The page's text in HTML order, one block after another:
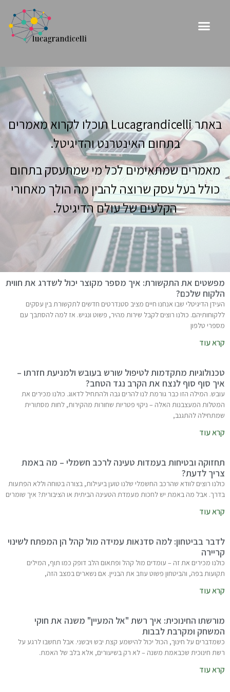
באתר Lucagrandicelli תוכלו לקרוא מאמרים
בתחום האינטרנט והדיגיטל.
מאמרים שמתאימים לכל מי שמתעסק בתחום
כולל בעל עסק שרוצה להבין מה הולך מאחורי
הקלעים של עולם הדיגיטל.
מפשטים את התקשורת: איך מספר מקוצר יכול לשדרג את חווית
הלקוח שלכם?
העידן הדיגיטלי שבו אנחנו חיים מציב סטנדרטים חדשים לתקשורת בין עסקים
ללקוחותיהם. כולנו רוצים לקבל שירות מהיר, פשוט ונגיש. אז למה להסתבך עם
מספרי טלפון
קרא עוד
טכנולוגיות מתקדמות לטיפול שורש בעובש ולמניעת חזרתו –
איך סוף סוף לנצח את הקרב נגד הטחב?
עובש. המילה הזו כבר גורמת לנו להרים גבה ולהתחיל לדאוג. כולנו מכירים את
המטלות המעצבנות האלה – ניקוי פטריות שחורות מהקירות, לחות מסתורית
שמתחילה להתגנב,
קרא עוד
תחזוקה ובטיחות בעמדות טעינה לרכב חשמלי – מה באמת
צריך לדעת?
כולנו רוצים לוודא שהרכב החשמלי שלנו טוען ביעילות, בצורה בטוחה וללא הפתעות
בדרך. אבל מה באמת יש לחכות מעמדת הטעינה הביתית או הציבורית? איך שומרים
קרא עוד
לדבר בביטחון: למה סדנאות עמידה מול קהל הן המפתח לשינוי
קריירה
כולנו מכירים את זה – עומדים מול קהל ופתאום הלב דופק כמו תוף, המילים
תקועות בפה, והביטחון פשוט עוזב את הבניין. אם נשארים במצב הזה,
קרא עוד
מורשתו החינוכית: איך רשת "אל המעיין" משנה את חוקי
המשחק ומקרבת לבבות
כשמדברים על חינוך, הכול יכול להישמע קצת יבש ויבשני. אבל תחשבו לרגע על
רשת חינוכית שכבאמת משנה – לא רק בשיעורים, אלא בלב של האמת.
קרא עוד